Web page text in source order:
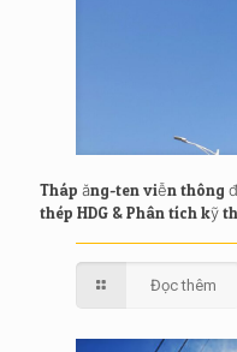
Tháp ăng-ten viễn thông
thép HDG & Phân tích kỹ
Đọc thêm